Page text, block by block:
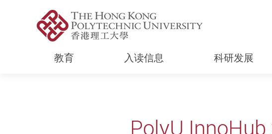
教育 入读信息 科研发展
PolyU